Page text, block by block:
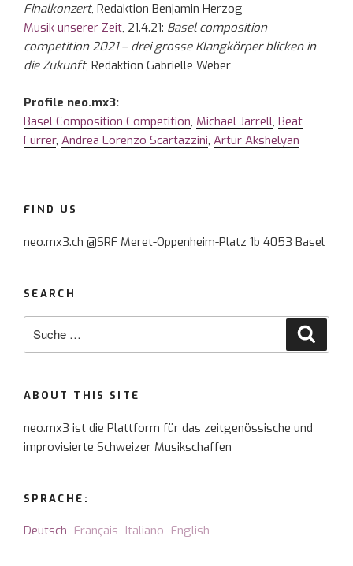
Finalkonzert, Redaktion Benjamin Herzog
Musik unserer Zeit, 21.4.21: Basel composition
competition 2021 – drei grosse Klangkörper blicken in
die Zukunft, Redaktion Gabrielle Weber
Profile neo.mx3:
Basel Composition Competition, Michael Jarrell, Beat
Furrer, Andrea Lorenzo Scartazzini, Artur Akshelyan
FIND US
neo.mx3.ch @SRF Meret-Oppenheim-Platz 1b 4053 Basel
SEARCH
ABOUT THIS SITE
neo.mx3 ist die Plattform für das zeitgenössische und
improvisierte Schweizer Musikschaffen
SPRACHE:
Deutsch Français Italiano English